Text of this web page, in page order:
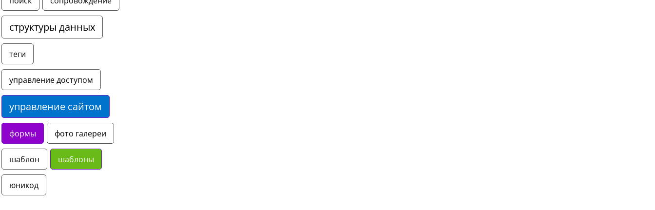
структуры данных
теги
управление доступом
управление сайтом
формы фото галереи
шаблон шаблоны
юникод